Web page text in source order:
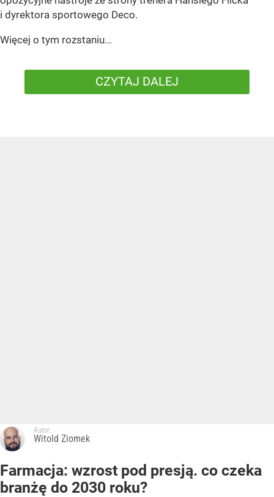
i dyrektora sportowego Deco.
Więcej o tym rozstaniu...
CZYTAJ DALEJ
Autor:
Witold Ziomek
Farmacja: wzrost pod presją. co czeka
branżę do 2030 roku?